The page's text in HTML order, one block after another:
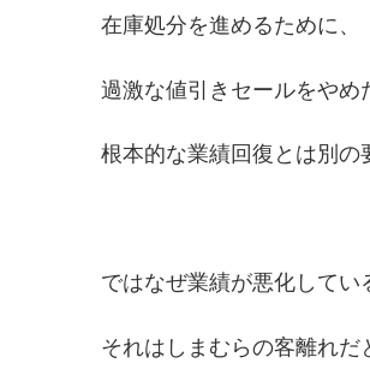
在庫処分を進めるために、
過激な値引きセールをやめ
根本的な業績回復とは別の
ではなぜ業績が悪化してい
それはしまむらの客離れだ